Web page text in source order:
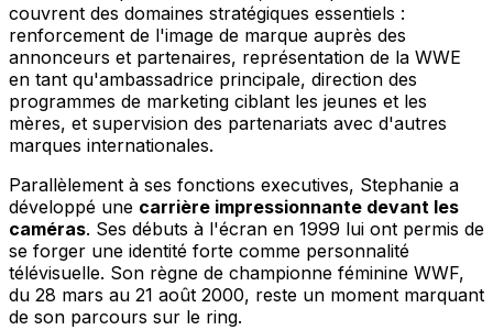
couvrent des domaines stratégiques essentiels :
renforcement de l'image de marque auprès des
annonceurs et partenaires, représentation de la WWE
en tant qu'ambassadrice principale, direction des
programmes de marketing ciblant les jeunes et les
mères, et supervision des partenariats avec d'autres
marques internationales.
Parallèlement à ses fonctions executives, Stephanie a
développé une carrière impressionnante devant les
caméras. Ses débuts à l'écran en 1999 lui ont permis de
se forger une identité forte comme personnalité
télévisuelle. Son règne de championne féminine WWF,
du 28 mars au 21 août 2000, reste un moment marquant
de son parcours sur le ring.